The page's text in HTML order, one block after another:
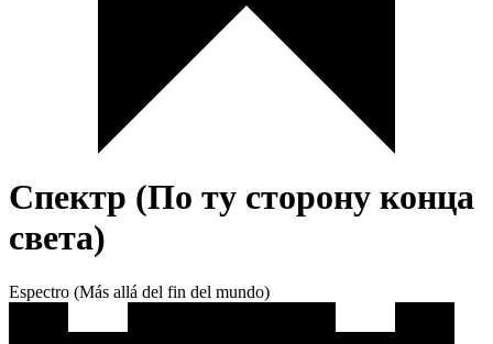
Спектр (По ту сторону конца
света)
Espectro (Más allá del fin del mundo)